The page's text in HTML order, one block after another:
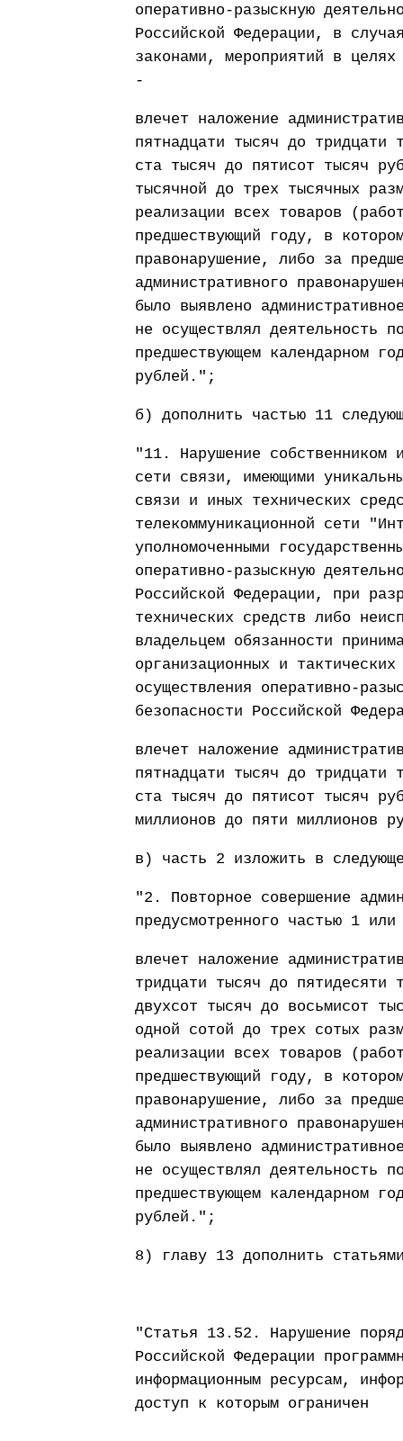
оперативно-разыскную
Российской Федерации, в
законами, мероприятий в целях
-
влечет наложение
пятнадцати тысяч до
ста тысяч до пятисот тысяч
тысячной до трех тысячных
реализации всех товаров
предшествующий году, в
правонарушение, либо за
административного
было выявлено
не осуществлял деятельность
предшествующем календарном
рублей.";
б) дополнить частью 11
"11. Нарушение собственником
сети связи, имеющими
связи и иных технических
телекоммуникационной сети
уполномоченными
оперативно-разыскную
Российской Федерации, при
технических средств либо
владельцем обязанности
организационных и
осуществления оперативно-
безопасности Российской
влечет наложение
пятнадцати тысяч до
ста тысяч до пятисот тысяч
миллионов до пяти миллионов
в) часть 2 изложить в
"2. Повторное совершение
предусмотренного частью 1
влечет наложение
тридцати тысяч до
двухсот тысяч до восьмисот
одной сотой до трех сотых
реализации всех товаров
предшествующий году, в
правонарушение, либо за
административного
было выявлено
не осуществлял деятельность
предшествующем календарном
рублей.";
8) главу 13 дополнить
"Статья 13.52. Нарушение
Российской Федерации
информационным ресурсам,
доступ к которым ограничен